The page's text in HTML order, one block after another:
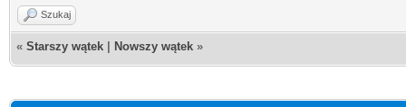
Szukaj
« Starszy wątek Nowszy wątek »